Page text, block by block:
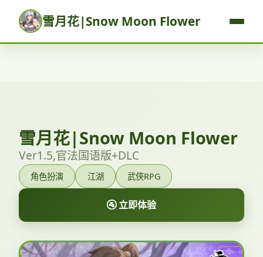
雪月花|Snow Moon Flower
雪月花|Snow Moon Flower
Ver1.5,官法国语版+DLC
角色扮演 江湖 武侠RPG
🚰 立即体验